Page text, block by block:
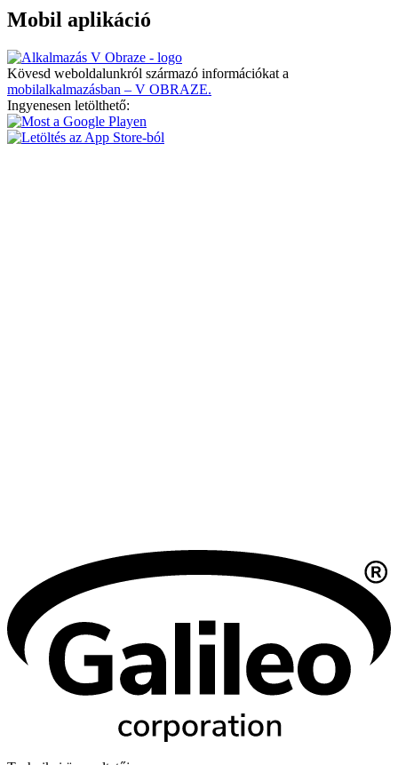
Mobil aplikáció
Kövesd weboldalunkról származó információkat a
mobilalkalmazásban – V OBRAZE.
Ingyenesen letölthető: